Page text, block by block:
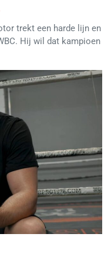
trekt een harde lijn en
Hij wil dat kampioen